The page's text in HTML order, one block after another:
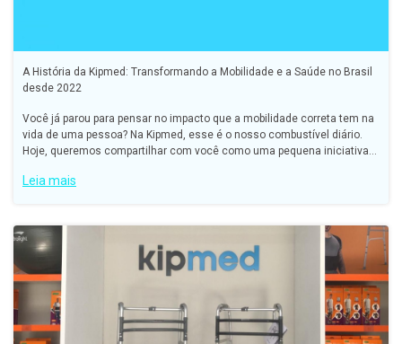
A História da Kipmed: Transformando a Mobilidade e a Saúde no Brasil
desde 2022
Você já parou para pensar no impacto que a mobilidade correta tem na
vida de uma pessoa? Na Kipmed, esse é o nosso combustível diário.
Hoje, queremos compartilhar com você como uma pequena iniciativa
Leia mais